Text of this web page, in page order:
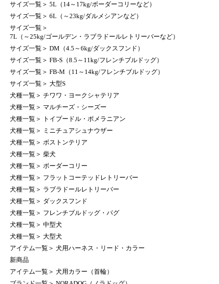
サイズ一覧 ＞ 5L（14～17kg/ボーダーコリーなど）
サイズ一覧 ＞ 6L（～23kg/ダルメシアンなど）
サイズ一覧 ＞
7L（～25kg/ゴールデン・ラブラドールレトリーバーなど）
サイズ一覧 ＞ DM（4.5～6kg/ダックスフンド）
サイズ一覧 ＞ FB-S（8.5～11kg/フレンチブルドッグ）
サイズ一覧 ＞ FB-M（11～14kg/フレンチブルドッグ）
サイズ一覧 ＞ 大型S
犬種一覧 ＞ チワワ・ヨークシャテリア
犬種一覧 ＞ マルチーズ・シーズー
犬種一覧 ＞
トイプードル・ポメラニアン
犬種一覧 ＞
ミニチュアシュナウザー
犬種一覧 ＞ ボストンテリア
犬種一覧 ＞ 柴犬
犬種一覧 ＞ ボーダーコリー
犬種一覧 ＞ フラットコーテッドレトリーバー
犬種一覧 ＞ ラブラドールレトリーバー
犬種一覧 ＞ ダックスフンド
犬種一覧 ＞ フレンチブルドッグ・パグ
犬種一覧 ＞ 中型犬
犬種一覧 ＞ 大型犬
アイテム一覧 ＞ 犬用ハーネス・リード・カラー
新商品
アイテム一覧 ＞ 犬用カラー（首輪）